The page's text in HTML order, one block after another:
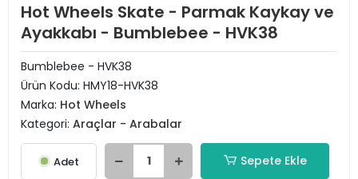
Hot Wheels Skate - Parmak Kaykay ve
Ayakkabı - Bumblebee - HVK38
Bumblebee - HVK38
Ürün Kodu: HMY18-HVK38
Marka: Hot Wheels
Kategori: Araçlar - Arabalar
Adet Sepete Ekle